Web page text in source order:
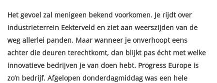
Het gevoel zal menigeen bekend voorkomen. Je rijdt over
industrieterrein Eekterveld en ziet aan weerszijden van de
weg allerlei panden. Maar wanneer je onverhoopt eens
achter die deuren terechtkomt, dan blijkt pas écht met welke
innovatieve bedrijven je van doen hebt. Progress Europe is
zo’n bedrijf. Afgelopen donderdagmiddag was een hele